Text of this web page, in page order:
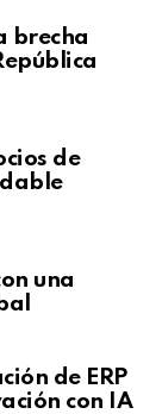
brecha
de
una
de ERP
con IA